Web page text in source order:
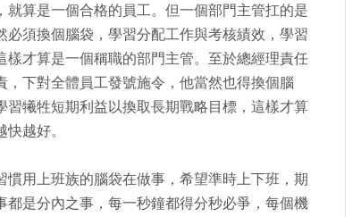
算是一個合格的員工。但一個部門主管扛的是
須換個腦袋，學習分配工作與考核績效，學習
才算是一個稱職的部門主管。至於總經理責任
下對全體員工發號施令，他當然也得換個腦
犧牲短期利益以換取長期戰略目標，這樣才算
越好。
用上班族的腦袋在做事，希望準時上下班，期
是分內之事，每一秒鐘都得分秒必爭，每個機